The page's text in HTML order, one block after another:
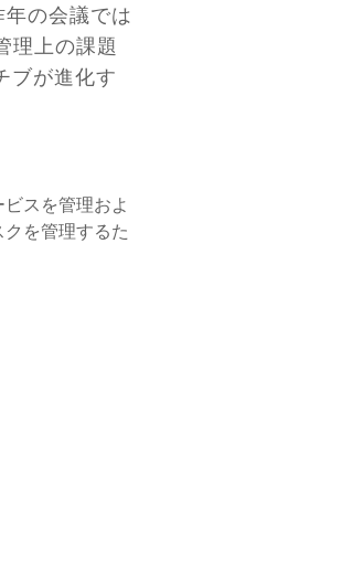
年の会議では
理上の課題
ブが進化す
スを管理およ
を管理するた